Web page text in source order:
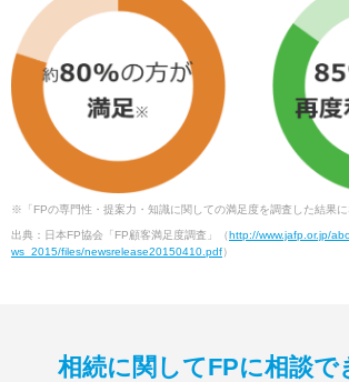
※「FPの専門性・提案力・知識に関しての満足度を調査した結果に
出典：日本FP協会「FP顧客満足度調査」（http://www.jafp.or.jp/
ws_2015/files/newsrelease20150410.pdf）
相続に関してFPに相談で